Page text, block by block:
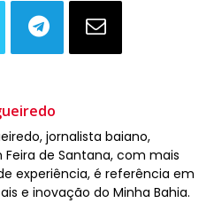
jornalista baiano,
de Santana, com mais
experiência, é referência em
e inovação do Minha Bahia.